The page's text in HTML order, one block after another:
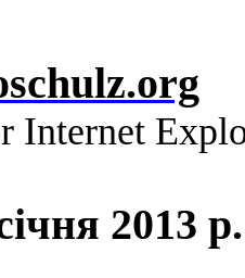
Internet
2013 р.